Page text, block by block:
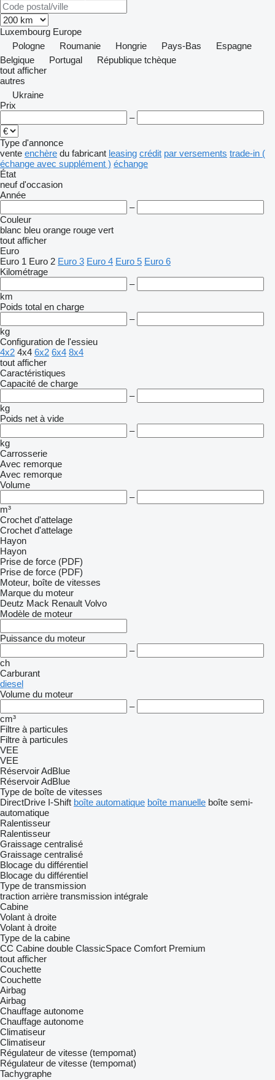
Luxembourg Europe
Pologne
Roumanie Hongrie Pays-Bas
Espagne
Belgique
Portugal
République tchèque
tout afficher
autres
Ukraine
Prix
–
Type d'annonce
vente enchère du fabricant leasing crédit par versements trade-in (
échange avec supplément ) échange
État
neuf d'occasion
Année
–
Couleur
blanc bleu orange rouge vert
tout afficher
Euro
Euro 1 Euro 2 Euro 3 Euro 4 Euro 5 Euro 6
Kilométrage
–
km
Poids total en charge
–
kg
Configuration de l'essieu
4x2 4x4 6x2 6x4 8x4
tout afficher
Caractéristiques
Capacité de charge
–
kg
Poids net à vide
–
kg
Carrosserie
Avec remorque
Avec remorque
Volume
–
m³
Crochet d'attelage
Crochet d'attelage
Hayon
Hayon
Prise de force (PDF)
Prise de force (PDF)
Moteur, boîte de vitesses
Marque du moteur
Deutz Mack Renault Volvo
Modèle de moteur
Puissance du moteur
–
ch
Carburant
diesel
Volume du moteur
–
cm³
Filtre à particules
Filtre à particules
VEE
VEE
Réservoir AdBlue
Réservoir AdBlue
Type de boîte de vitesses
DirectDrive I-Shift boîte automatique boîte manuelle boîte semi-
automatique
Ralentisseur
Ralentisseur
Graissage centralisé
Graissage centralisé
Blocage du différentiel
Blocage du différentiel
Type de transmission
traction arrière transmission intégrale
Cabine
Volant à droite
Volant à droite
Type de la cabine
CC Cabine double ClassicSpace Comfort Premium
tout afficher
Couchette
Couchette
Airbag
Airbag
Chauffage autonome
Chauffage autonome
Climatiseur
Climatiseur
Régulateur de vitesse (tempomat)
Régulateur de vitesse (tempomat)
Tachygraphe